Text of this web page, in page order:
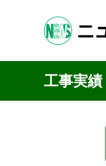
工事実績